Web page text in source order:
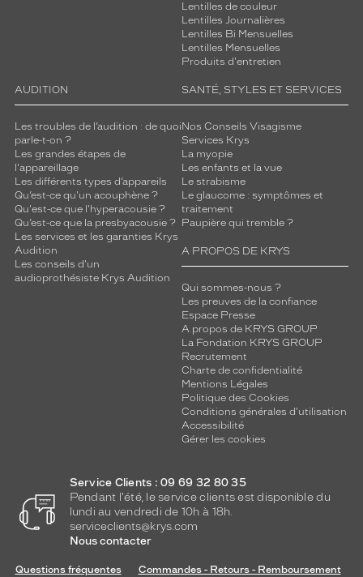
Lentilles de couleur
Lentilles Journalières
Lentilles Bi Mensuelles
Lentilles Mensuelles
Produits d'entretien
AUDITION
Les troubles de l’audition : de quoi
parle-t-on ?
Les grandes étapes de
l'appareillage
Les différents types d’appareils
Qu’est-ce qu'un acouphène ?
Qu'est-ce que l'hyperacousie ?
Qu’est-ce que la presbyacousie ?
Les services et les garanties Krys
Audition
Les conseils d'un
audioprothésiste Krys Audition
SANTÉ, STYLES ET SERVICES
Nos Conseils Visagisme
Services Krys
La myopie
Les enfants et la vue
Le strabisme
Le glaucome : symptômes et
traitement
Paupière qui tremble ?
A PROPOS DE KRYS
Qui sommes-nous ?
Les preuves de la confiance
Espace Presse
A propos de KRYS GROUP
La Fondation KRYS GROUP
Recrutement
Charte de confidentialité
Mentions Légales
Politique des Cookies
Conditions générales d'utilisation
Accessibilité
Gérer les cookies
Service Clients : 09 69 32 80 35
Pendant l'été, le service clients est disponible du
lundi au vendredi de 10h à 18h.
serviceclients@krys.com
Nous contacter
Questions fréquentes
Commandes - Retours - Remboursement